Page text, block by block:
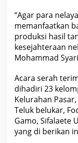
l
“Agar para
memanfaatkan
produksi hasil
kesejahteraan
Mohammad
Acara serah
dihadiri 23
Kelurahan
Teluk belukar,
Gamo, Sifalaete
yang di berikan